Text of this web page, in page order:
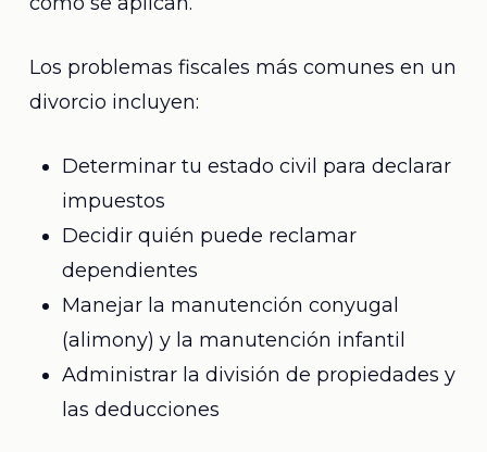
Los problemas fiscales más comunes en un
divorcio incluyen:
Determinar tu estado civil para declarar
impuestos
Decidir quién puede reclamar
dependientes
Manejar la manutención conyugal
(alimony) y la manutención infantil
Administrar la división de propiedades y
las deducciones